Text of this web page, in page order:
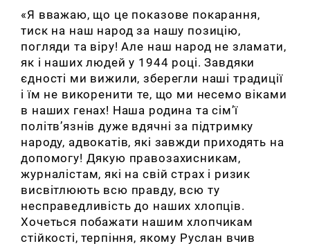
«Я вважаю, що це показове покарання,
тиск на наш народ за нашу позицію,
погляди та віру! Але наш народ не зламати,
як і наших людей у 1944 році. Завдяки
єдності ми вижили, зберегли наші традиції
і їм не викоренити те, що ми несемо віками
в наших генах! Наша родина та сім’ї
політв’язнів дуже вдячні за підтримку
народу, адвокатів, які завжди приходять на
допомогу! Дякую правозахисникам,
журналістам, які на свій страх і ризик
висвітлюють всю правду, всю ту
несправедливість до наших хлопців.
Хочеться побажати нашим хлопчикам
стійкості, терпіння, якому Руслан вчив